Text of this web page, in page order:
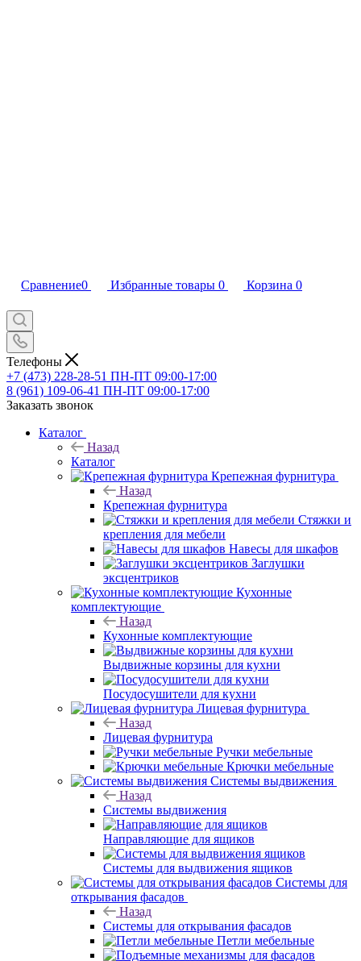
Сравнение0 Избранные товары 0 Корзина 0
Телефоны
+7 (473) 228-28-51 ПН-ПТ 09:00-17:00
8 (961) 109-06-41 ПН-ПТ 09:00-17:00
Заказать звонок
Каталог
Назад
Каталог
Крепежная фурнитура
Назад
Крепежная фурнитура
Стяжки и
крепления для мебели
Навесы для шкафов
Заглушки
эксцентриков
Кухонные
комплектующие
Назад
Кухонные комплектующие
Выдвижные корзины для кухни
Посудосушители для кухни
Лицевая фурнитура
Назад
Лицевая фурнитура
Ручки мебельные
Крючки мебельные
Системы выдвижения
Назад
Системы выдвижения
Направляющие для ящиков
Системы для выдвижения ящиков
Системы для
открывания фасадов
Назад
Системы для открывания фасадов
Петли мебельные